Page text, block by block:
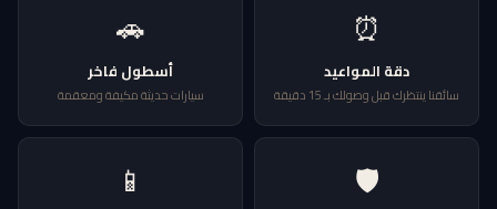
⏰
دقة المواعيد
سائقنا ينتظرك قبل وصولك بـ 15 دقيقة
🚗
أسطول فاخر
سيارات حديثة مكيفة ومعقمة
🛡️
📱